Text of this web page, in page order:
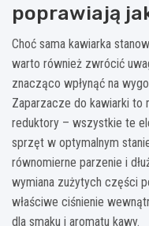
poprawiają
Choć sama kawiarka
warto również zwrócić
znacząco wpłynąć na
Zaparzacze do kawiarki to
reduktory – wszystkie te
sprzęt w optymalnym
równomierne parzenie i
wymiana zużytych części
właściwe ciśnienie
dla smaku i aromatu kawy.